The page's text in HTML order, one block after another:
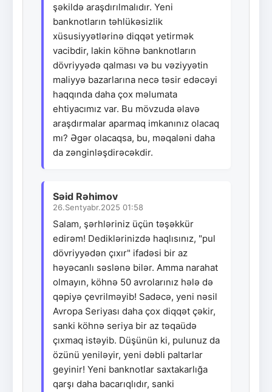
şəkildə araşdırılmalıdır. Yeni
banknotların təhlükəsizlik
xüsusiyyətlərinə diqqət yetirmək
vacibdir, lakin köhnə banknotların
dövriyyədə qalması və bu vəziyyətin
maliyyə bazarlarına necə təsir edəcəyi
haqqında daha çox məlumata
ehtiyacımız var. Bu mövzuda əlavə
araşdırmalar aparmaq imkanınız olacaq
mı? Əgər olacaqsa, bu, məqaləni daha
da zənginləşdirəcəkdir.
Səid Rəhimov
26.Sentyabr.2025 01:58
Salam, şərhləriniz üçün təşəkkür
edirəm! Dediklərinizdə haqlısınız, "pul
dövriyyədən çıxır" ifadəsi bir az
həyəcanlı səslənə bilər. Amma narahat
olmayın, köhnə 50 avrolarınız hələ də
qəpiyə çevrilməyib! Sadəcə, yeni nəsil
Avropa Seriyası daha çox diqqət çəkir,
sanki köhnə seriya bir az təqaüdə
çıxmaq istəyib. Düşünün ki, pulunuz da
özünü yeniləyir, yeni dəbli paltarlar
geyinir! Yeni banknotlar saxtakarlığa
qarşı daha bacarıqlıdır, sanki